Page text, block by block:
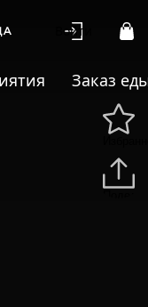
Войти
Заказ